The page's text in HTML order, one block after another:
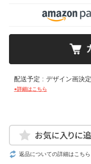
配送予定 : デザイン画決
●詳細はこちら
返品についての詳細はこちら